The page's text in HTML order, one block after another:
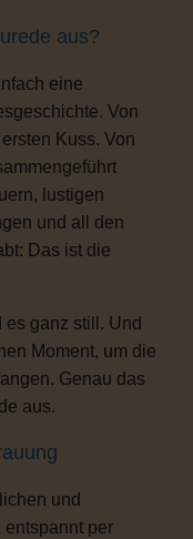
aus?
eine
Von
Kuss. Von
lustigen
und all den
Das ist die
ganz still. Und
Moment, um die
Genau das
aus.
und
per